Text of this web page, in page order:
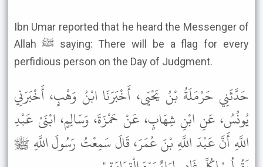
Ibn Umar reported that he heard the Messenger of
Allah ﷺ saying: There will be a flag for every
perfidious person on the Day of Judgment.
حَدَّثَنِي حَرْمَلَةُ بْنُ يَحْيَى، أَخْبَرَنَا ابْنُ وَهْبٍ، أَخْبَرَنِي
يُونُسُ، عَنِ ابْنِ شِهَابٍ، عَنْ حَمْزَةَ، وَسَالِمٍ، ابْنَىْ عَبْدِ
اللَّهِ أَنَّ عَبْدَ اللَّهِ بْنَ عُمَرَ، قَالَ سَمِعْتُ رَسُولَ اللَّهِ ﷺ